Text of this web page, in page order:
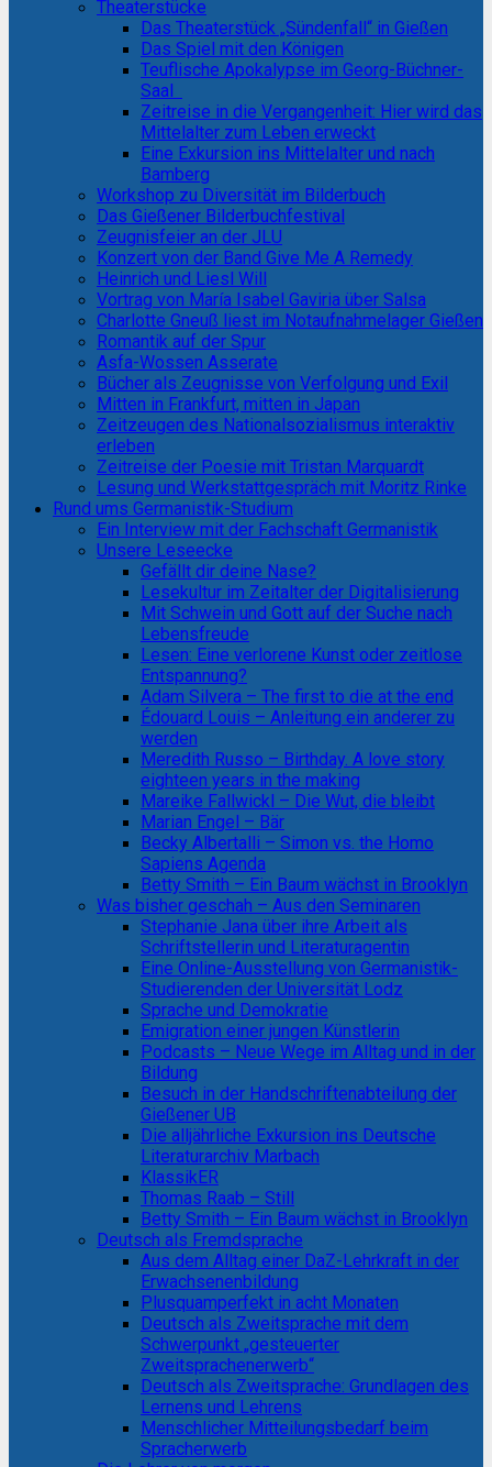
Theaterstücke
Das Theaterstück „Sündenfall“ in Gießen
Das Spiel mit den Königen
Teuflische Apokalypse im Georg-Büchner-
Saal
Zeitreise in die Vergangenheit: Hier wird das
Mittelalter zum Leben erweckt
Eine Exkursion ins Mittelalter und nach
Bamberg
Workshop zu Diversität im Bilderbuch
Das Gießener Bilderbuchfestival
Zeugnisfeier an der JLU
Konzert von der Band Give Me A Remedy
Heinrich und Liesl Will
Vortrag von María Isabel Gaviria über Salsa
Charlotte Gneuß liest im Notaufnahmelager Gießen
Romantik auf der Spur
Asfa-Wossen Asserate
Bücher als Zeugnisse von Verfolgung und Exil
Mitten in Frankfurt, mitten in Japan
Zeitzeugen des Nationalsozialismus interaktiv
erleben
Zeitreise der Poesie mit Tristan Marquardt
Lesung und Werkstattgespräch mit Moritz Rinke
Rund ums Germanistik-Studium
Ein Interview mit der Fachschaft Germanistik
Unsere Leseecke
Gefällt dir deine Nase?
Lesekultur im Zeitalter der Digitalisierung
Mit Schwein und Gott auf der Suche nach
Lebensfreude
Lesen: Eine verlorene Kunst oder zeitlose
Entspannung?
Adam Silvera – The first to die at the end
Édouard Louis – Anleitung ein anderer zu
werden
Meredith Russo – Birthday. A love story
eighteen years in the making
Mareike Fallwickl – Die Wut, die bleibt
Marian Engel – Bär
Becky Albertalli – Simon vs. the Homo
Sapiens Agenda
Betty Smith – Ein Baum wächst in Brooklyn
Was bisher geschah – Aus den Seminaren
Stephanie Jana über ihre Arbeit als
Schriftstellerin und Literaturagentin
Eine Online-Ausstellung von Germanistik-
Studierenden der Universität Lodz
Sprache und Demokratie
Emigration einer jungen Künstlerin
Podcasts – Neue Wege im Alltag und in der
Bildung
Besuch in der Handschriftenabteilung der
Gießener UB
Die alljährliche Exkursion ins Deutsche
Literaturarchiv Marbach
KlassikER
Thomas Raab – Still
Betty Smith – Ein Baum wächst in Brooklyn
Deutsch als Fremdsprache
Aus dem Alltag einer DaZ-Lehrkraft in der
Erwachsenenbildung
Plusquamperfekt in acht Monaten
Deutsch als Zweitsprache mit dem
Schwerpunkt „gesteuerter
Zweitsprachenerwerb“
Deutsch als Zweitsprache: Grundlagen des
Lernens und Lehrens
Menschlicher Mitteilungsbedarf beim
Spracherwerb